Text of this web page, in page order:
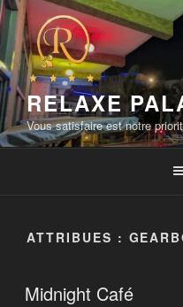
Aller
au
contenu
principal
RELAXE
Vous satisfaire est notre
ATTRIBUES :
Midnight Café